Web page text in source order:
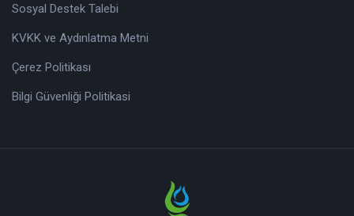
Sosyal Destek Talebi
KVKK ve Aydınlatma Metni
Çerez Politikası
Bilgi Güvenliği Politikasi